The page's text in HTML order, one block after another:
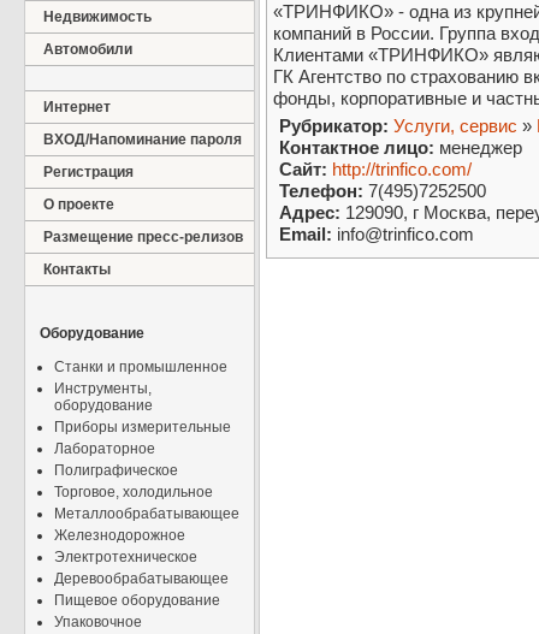
Недвижимость
Автомобили
Интернет
ВХОД/Напоминание пароля
Регистрация
О проекте
Размещение пресс-релизов
Контакты
Оборудование
Станки и промышленное
Инструменты,
оборудование
Приборы измерительные
Лабораторное
Полиграфическое
Торговое, холодильное
Металлообрабатывающее
Железнодорожное
Электротехническое
Деревообрабатывающее
Пищевое оборудование
Упаковочное
«ТРИНФИКО» - одна из
компаний в России. Группа
Клиентами «ТРИНФИКО»
ГК Агентство по страхованию
фонды, корпоративные и
Рубрикатор: Услуги, сервис »
Контактное лицо: менеджер
Сайт: http://trinfico.com/
Телефон: 7(495)7252500
Адрес: 129090, г Москва,
Email: info@trinfico.com